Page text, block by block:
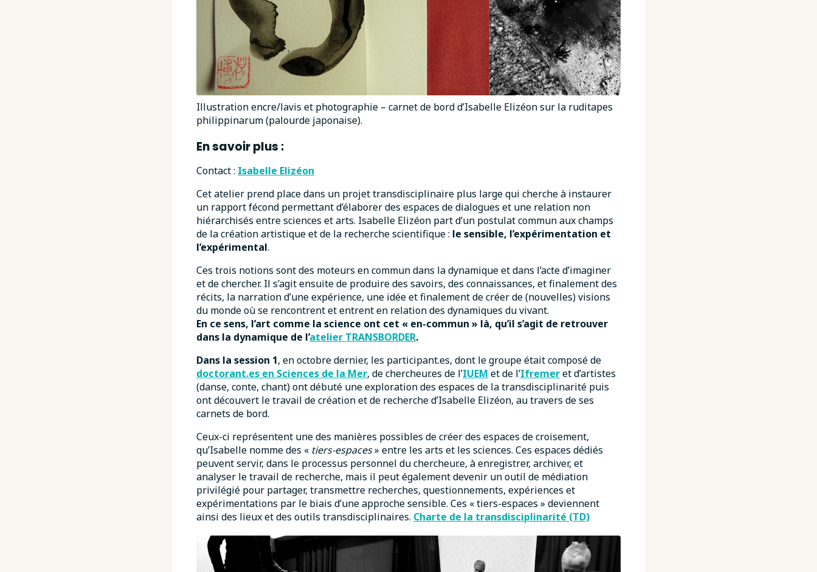
Illustration encre/lavis et photographie – carnet de bord d’Isabelle Elizéon sur la ruditapes
philippinarum (palourde japonaise).
En savoir plus :
Contact : Isabelle Elizéon
Cet atelier prend place dans un projet transdisciplinaire plus large qui cherche à instaurer
un rapport fécond permettant d’élaborer des espaces de dialogues et une relation non
hiérarchisés entre sciences et arts. Isabelle Elizéon part d’un postulat commun aux champs
de la création artistique et de la recherche scientifique : le sensible, l’expérimentation et
l’expérimental.
Ces trois notions sont des moteurs en commun dans la dynamique et dans l’acte d’imaginer
et de chercher. Il s’agit ensuite de produire des savoirs, des connaissances, et finalement des
récits, la narration d’une expérience, une idée et finalement de créer de (nouvelles) visions
du monde où se rencontrent et entrent en relation des dynamiques du vivant.
En ce sens, l’art comme la science ont cet « en-commun » là, qu’il s’agit de retrouver
dans la dynamique de l’atelier TRANSBORDER.
Dans la session 1, en octobre dernier, les participant.es, dont le groupe était composé de
doctorant.es en Sciences de la Mer, de chercheur.es de l’IUEM et de l’Ifremeret d’artistes
(danse, conte, chant) ont débuté une exploration des espaces de la transdisciplinarité puis
ont découvert le travail de création et de recherche d’Isabelle Elizéon, au travers de ses
carnets de bord.
Ceux-ci représentent une des manières possibles de créer des espaces de croisement,
qu’Isabelle nomme des « tiers-espaces» entre les arts et les sciences. Ces espaces dédiés
peuvent servir, dans le processus personnel du chercheur.e, à enregistrer, archiver, et
analyser le travail de recherche, mais il peut également devenir un outil de médiation
privilégié pour partager, transmettre recherches, questionnements, expériences et
expérimentations par le biais d’une approche sensible. Ces « tiers-espaces » deviennent
ainsi des lieux et des outils transdisciplinaires. Charte de la transdisciplinarité (TD)